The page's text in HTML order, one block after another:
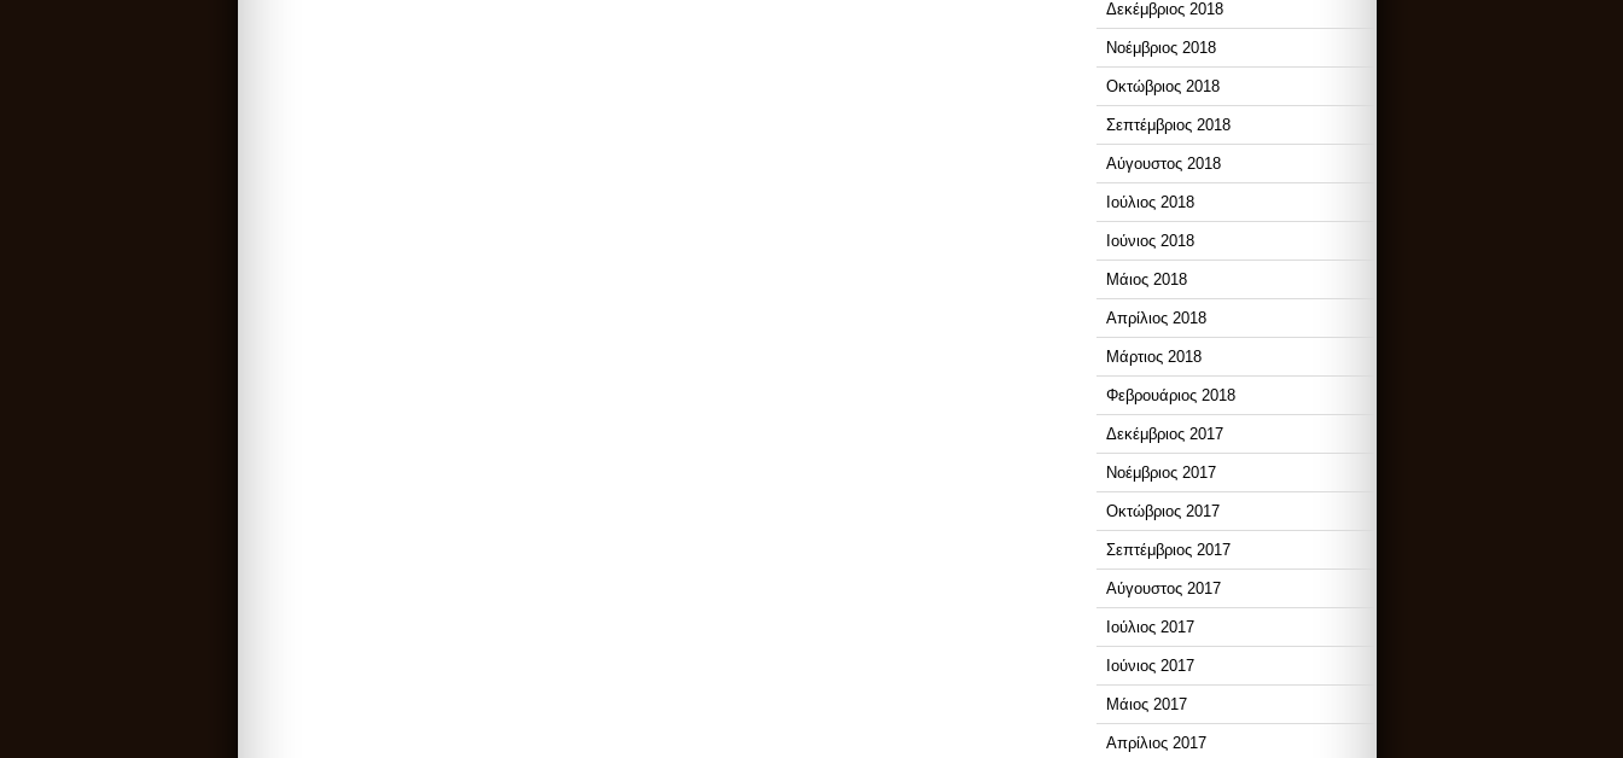
Δεκέμβριος 2018
Νοέμβριος 2018
Οκτώβριος 2018
Σεπτέμβριος 2018
Αύγουστος 2018
Ιούλιος 2018
Ιούνιος 2018
Μάιος 2018
Απρίλιος 2018
Μάρτιος 2018
Φεβρουάριος 2018
Δεκέμβριος 2017
Νοέμβριος 2017
Οκτώβριος 2017
Σεπτέμβριος 2017
Αύγουστος 2017
Ιούλιος 2017
Ιούνιος 2017
Μάιος 2017
Απρίλιος 2017